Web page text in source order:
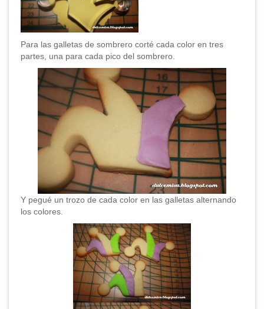
Para las galletas de sombrero corté cada color en tres
partes, una para cada pico del sombrero.
Y pegué un trozo de cada color en las galletas alternando
los colores.